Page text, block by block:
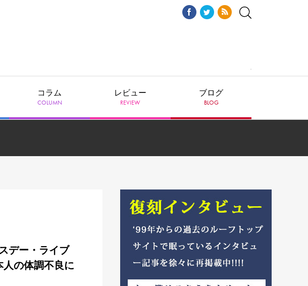
コラム
COLUMN
レビュー
REVIEW
ブログ
BLOG
デー・ライブ
人の体調不良に